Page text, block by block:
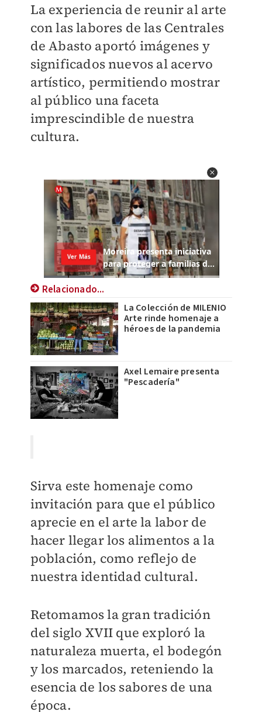
La experiencia de reunir al arte
con las labores de las Centrales
de Abasto aportó imágenes y
significados nuevos al acervo
artístico, permitiendo mostrar
al público una faceta
imprescindible de nuestra
cultura.
Relacionado...
La Colección de MILENIO
Arte rinde homenaje a
héroes de la pandemia
Axel Lemaire presenta
"Pescadería"
Sirva este homenaje como
invitación para que el público
aprecie en el arte la labor de
hacer llegar los alimentos a la
población, como reflejo de
nuestra identidad cultural.
Retomamos la gran tradición
del siglo XVII que exploró la
naturaleza muerta, el bodegón
y los marcados, reteniendo la
esencia de los sabores de una
época.